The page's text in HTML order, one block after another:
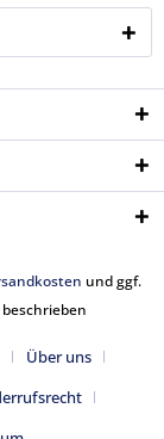
und ggf.
Über uns